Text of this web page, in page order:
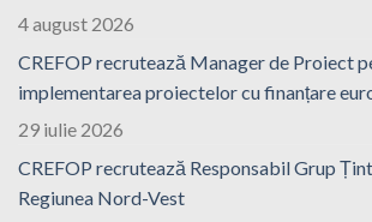
4 august 2026
CREFOP recrutează Manager de Proiect
implementarea proiectelor cu finanțare
29 iulie 2026
CREFOP recrutează Responsabil Grup
Regiunea Nord-Vest